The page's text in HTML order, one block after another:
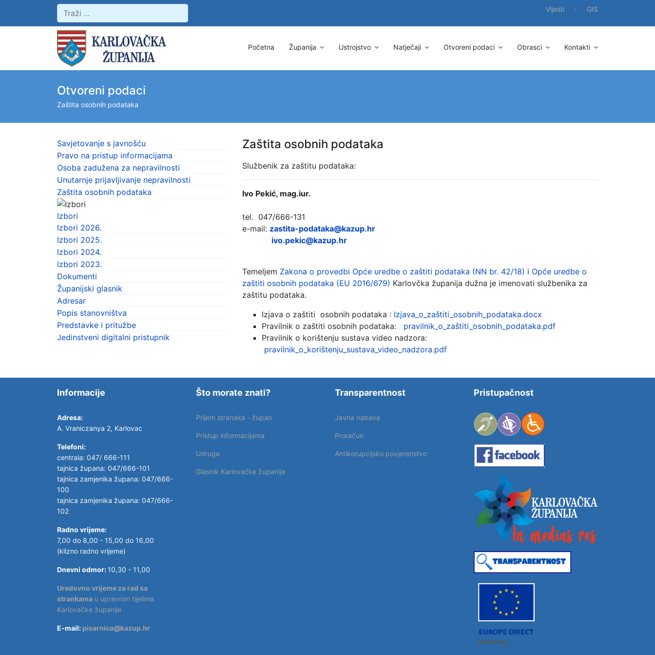
Vijesti - GIS
Početna Županija Ustrojstvo Natječaji Otvoreni podaci Obrasci Kontakti
Otvoreni podaci
Zaštita osobnih podataka
Savjetovanje s javnošću
Pravo na pristup informacijama
Osoba zadužena za nepravilnosti
Unutarnje prijavljivanje nepravilnosti
Zaštita osobnih podataka
Izbori
Izbori 2026.
Izbori 2025.
Izbori 2024.
Izbori 2023.
Dokumenti
Županijski glasnik
Adresar
Popis stanovništva
Predstavke i pritužbe
Jedinstveni digitalni pristupnik
Zaštita osobnih podataka
Službenik za zaštitu podataka:
Ivo Pekić, mag.iur.
tel. 047/666-131
e-mail: zastita-podataka@kazup.hr
ivo.pekic@kazup.hr
Temeljem Zakona o provedbi Opće uredbe o zaštiti podataka (NN br. 42/18) i Opće uredbe o
zaštiti osobnih podataka (EU 2016/679) Karlovčka županija dužna je imenovati službenika za
zaštitu podataka.
Izjava o zaštiti osobnih podataka : Izjava_o_zaštiti_osobnih_podataka.docx
Pravilnik o zaštiti osobnih podataka: pravilnik_o_zaštiti_osobnih_podataka.pdf
Pravilnik o korištenju sustava video nadzora:
pravilnik_o_korištenju_sustava_video_nadzora.pdf
Informacije
Adresa:
A. Vraniczanya 2, Karlovac
Telefoni:
centrala: 047/ 666-111
tajnica župana: 047/666-101
tajnica zamjenika župana: 047/666-
100
tajnica zamjenika župana: 047/666-
102
Radno vrijeme:
7,00 do 8,00 - 15,00 do 16,00
(klizno radno vrijeme)
Dnevni odmor: 10,30 - 11,00
Uredovno vrijeme za rad sa
strankama u upravnim tijelima
Karlovačke županije
E-mail: pisarnica@kazup.hr
Što morate znati?
Prijem stranaka - župan
Pristup informacijama
Udruge
Glasnik Karlovačke županije
Transparentnost
Javna nabava
Proračun
Antikorupcijsko povjerenstvo
Pristupačnost